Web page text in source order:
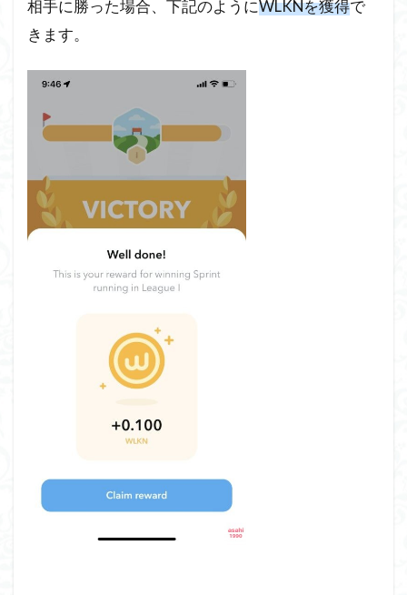
相手に勝った場合、下記のようにWLKNを獲得で
きます。